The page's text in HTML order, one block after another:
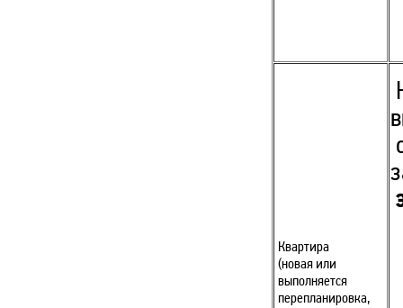
Квартира
(новая или
выполняется
перепланировка,